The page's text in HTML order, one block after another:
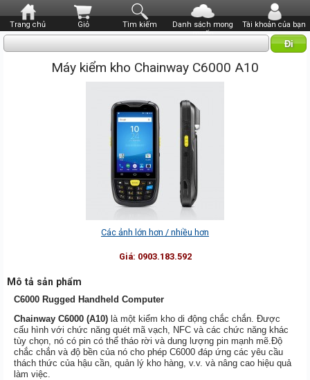
Trang chủ Giỏ Tìm kiếm
Danh sách mong
muốn
Tài khoản của bạn
Máy kiểm kho Chainway C6000 A10
Các ảnh lớn hơn / nhiều hơn
Giá: 0903.183.592
Mô tả sản phẩm
C6000 Rugged Handheld Computer
Chainway C6000 (A10) là một kiểm kho di động chắc chắn. Được
cấu hình với chức năng quét mã vạch, NFC và các chức năng khác
tùy chọn, nó có pin có thể tháo rời và dung lượng pin mạnh mẽ.Độ
chắc chắn và độ bền của nó cho phép C6000 đáp ứng các yêu cầu
thách thức của hậu cần, quản lý kho hàng, v.v. và nâng cao hiệu quả
làm việc.